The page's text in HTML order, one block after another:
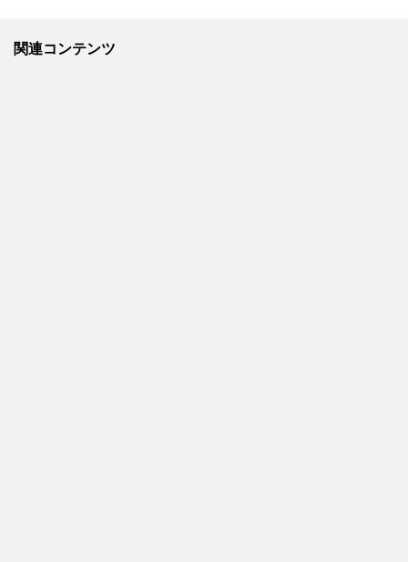
関連コンテンツ